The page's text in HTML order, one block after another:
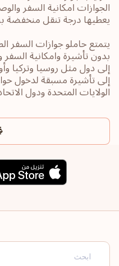
يعطيها درجة تنقل منخفضة
يتمتع حاملو جوازات السفر
بدون تأشيرة وامكانية
إلى دول مثل روسيا وتركيا
الولايات المتحدة ودول